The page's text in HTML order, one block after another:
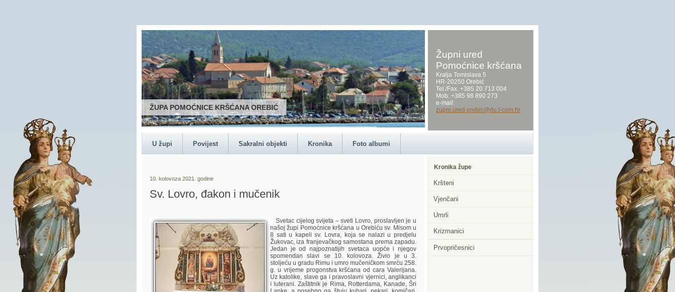
ŽUPA POMOĆNICE KRŠĆANA OREBIĆ
Župni ured
Pomoćnice kršćana
Kralja Tomislava 5
HR-20250 Orebić
Tel./Fax. +385 20 713 004
Mob. +385 98 890 273
e-mail:
zupni.ured.orebic@du.t-com.hr
U župi Povijest Sakralni objekti Kronika Foto albumi
Kronika župe
Kršteni
Vjenčani
Umrli
Krizmanici
Prvopričesnici
10. kolovoza 2021. godine
Sv. Lovro, đakon i mučenik
Svetac cijelog svijeta – sveti Lovro, proslavljen je u
našoj župi Pomoćnice kršćana u Orebiću sv. Misom u
8 sati u kapeli sv. Lovra, koja se nalazi u predjelu
Žukovac, iza franjevačkog samostana prema zapadu.
Jedan je od najpoznatijih svetaca uopće i njegov
spomendan slavi se 10. kolovoza. Živio je u 3.
stoljeću u gradu Rimu i umro mučeničkom smrću 258.
g. u vrijeme progonstva kršćana od cara Valerijana.
Uz katolike, slave ga i pravoslavni vjernici, anglikanci
i luterani. Zaštitnik je Rima, Rotterdama, Kanade, Šri